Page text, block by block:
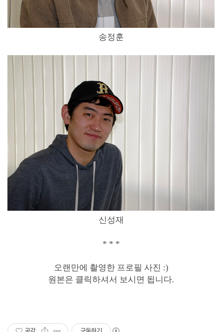
송정훈
신성재
* * *
오랜만에 촬영한 프로필 사진 :)
원본은 클릭하셔서 보시면 됩니다.